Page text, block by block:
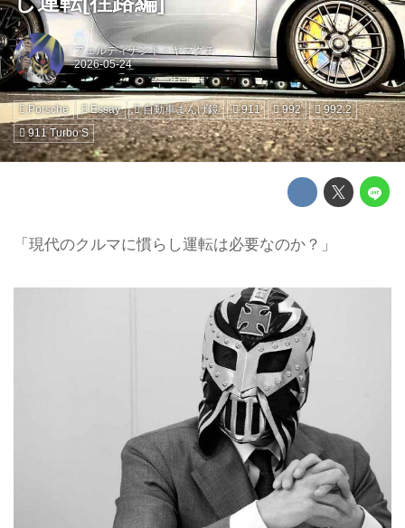
フェルディナント・ヤマグチ
Porsche Essay 自動車まんげ鏡 911 992
992.2
911 Turbo S
「現代のクルマに慣らし運転は必要なのか？」